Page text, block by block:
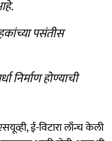
पसंतीस
निर्माण होण्याची
ई-विटारा लाँन्च केली